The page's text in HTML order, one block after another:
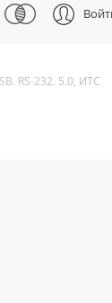
RS-232. 5.0, ИТС